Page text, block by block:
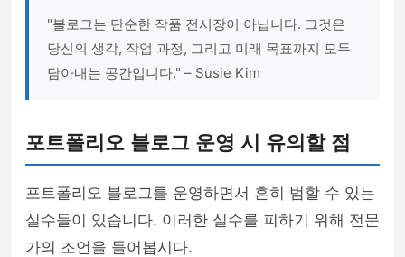
"블로그는 단순한 작품 전시장이 아닙니다. 그것은
당신의 생각, 작업 과정, 그리고 미래 목표까지 모두
담아내는 공간입니다." – Susie Kim
포트폴리오 블로그 운영 시 유의할 점
포트폴리오 블로그를 운영하면서 흔히 범할 수 있는
실수들이 있습니다. 이러한 실수를 피하기 위해 전문
가의 조언을 들어봅시다.